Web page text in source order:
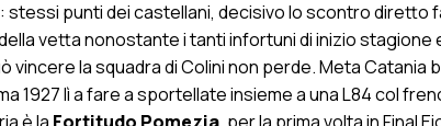
stessi punti dei castellani, decisivo lo scontro diretto
vetta nonostante i tanti infortuni di inizio stagione
la squadra di Colini non perde. Meta Catania
1927 lì a fare a sportellate insieme a una L84 col